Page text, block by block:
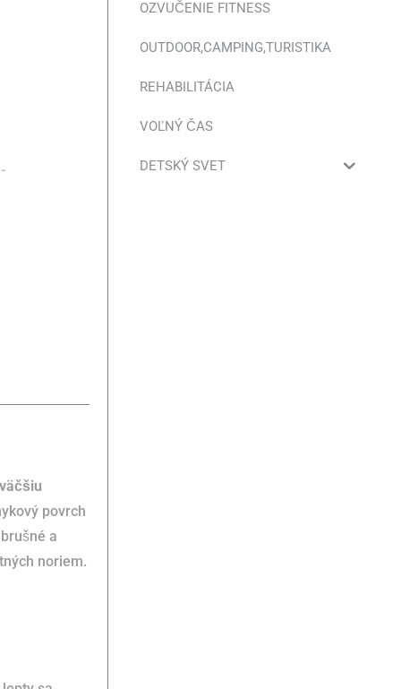
-
povrch
a
noriem.
OZVUČENIE FITNESS
OUTDOOR,CAMPING,TURISTIKA
REHABILITÁCIA
VOĽNÝ ČAS
DETSKÝ SVET